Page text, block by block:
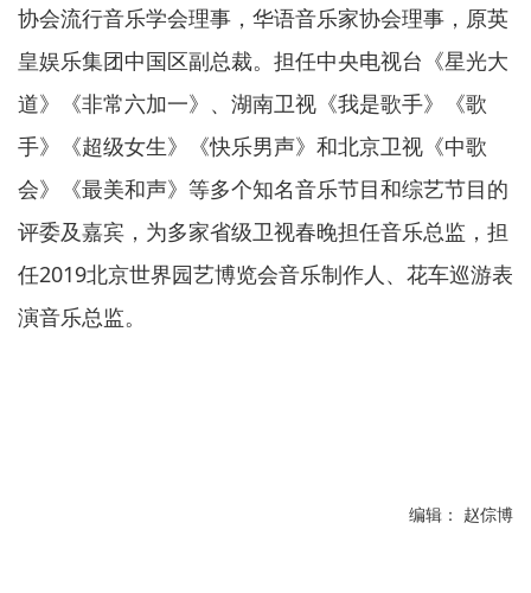
协会流行音乐学会理事，华语音乐家协会理事，原英
皇娱乐集团中国区副总裁。担任中央电视台《星光大
道》《非常六加一》、湖南卫视《我是歌手》《歌
手》《超级女生》《快乐男声》和北京卫视《中歌
会》《最美和声》等多个知名音乐节目和综艺节目的
评委及嘉宾，为多家省级卫视春晚担任音乐总监，担
任2019北京世界园艺博览会音乐制作人、花车巡游表
演音乐总监。
编辑： 赵倧博